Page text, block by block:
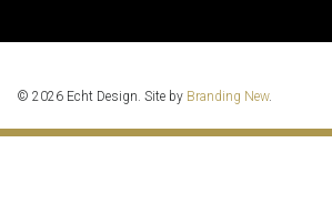
© 2026 Echt Design. Site by Branding New.